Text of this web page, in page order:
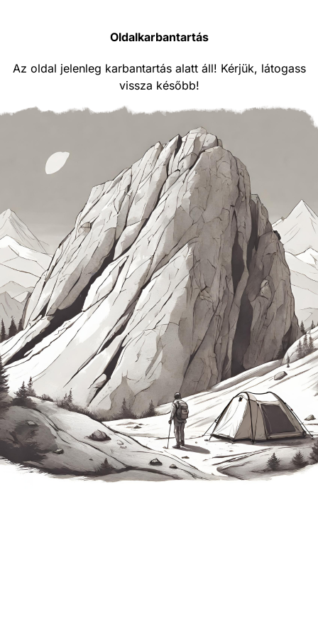
Oldalkarbantartás
Az oldal jelenleg karbantartás alatt áll! Kérjük, látogass
vissza később!